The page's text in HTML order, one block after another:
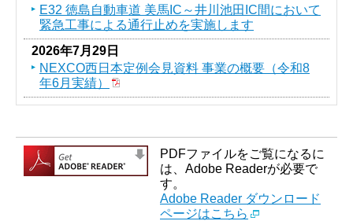
E32 徳島自動車道 美馬IC～井川池田IC間において
緊急工事による通行止めを実施します
2026年7月29日
NEXCO西日本定例会見資料 事業の概要（令和8
年6月実績）
PDFファイルをご覧になるに
は、Adobe Readerが必要で
す。
Adobe Reader ダウンロード
ページはこちら